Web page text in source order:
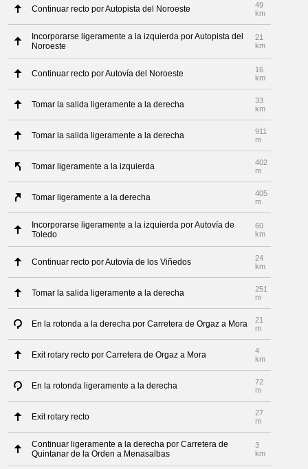
Continuar recto por Autopista del Noroeste
49
km
Incorporarse ligeramente a la izquierda por Autopista del
Noroeste
21
km
Continuar recto por Autovía del Noroeste
16
km
Tomar la salida ligeramente a la derecha
33
km
Tomar la salida ligeramente a la derecha
911
m
Tomar ligeramente a la izquierda
402
m
Tomar ligeramente a la derecha
405
m
Incorporarse ligeramente a la izquierda por Autovía de
Toledo
60
km
Continuar recto por Autovía de los Viñedos
24
km
Tomar la salida ligeramente a la derecha
251
m
En la rotonda a la derecha por Carretera de Orgaz a Mora
21
m
Exit rotary recto por Carretera de Orgaz a Mora
4
km
En la rotonda ligeramente a la derecha
72
m
Exit rotary recto
27
m
Continuar ligeramente a la derecha por Carretera de
Quintanar de la Orden a Menasalbas
3
km